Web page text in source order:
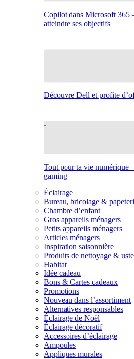
Copilot dans Microsoft 365
atteindre ses objectifs
Découvre Dell et profite
Tout pour ta vie numérique
gaming
Éclairage
Bureau, bricolage &
Chambre d’enfant
Gros appareils ménagers
Petits appareils ménagers
Articles ménagers
Inspiration saisonnière
Produits de nettoyage &
Habitat
Idée cadeau
Bons & Cartes cadeaux
Promotions
Nouveau dans l’assortiment
Alternatives responsables
Éclairage de Noël
Éclairage décoratif
Accessoires d’éclairage
Ampoules
Appliques murales